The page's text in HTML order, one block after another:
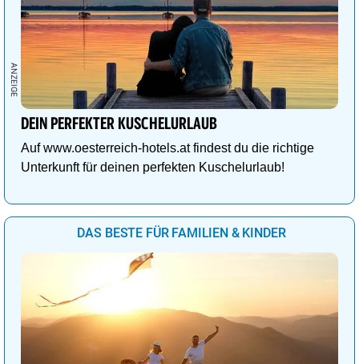
DEIN PERFEKTER KUSCHELURLAUB
Auf www.oesterreich-hotels.at findest du die richtige
Unterkunft für deinen perfekten Kuschelurlaub!
DAS BESTE FÜR FAMILIEN & KINDER